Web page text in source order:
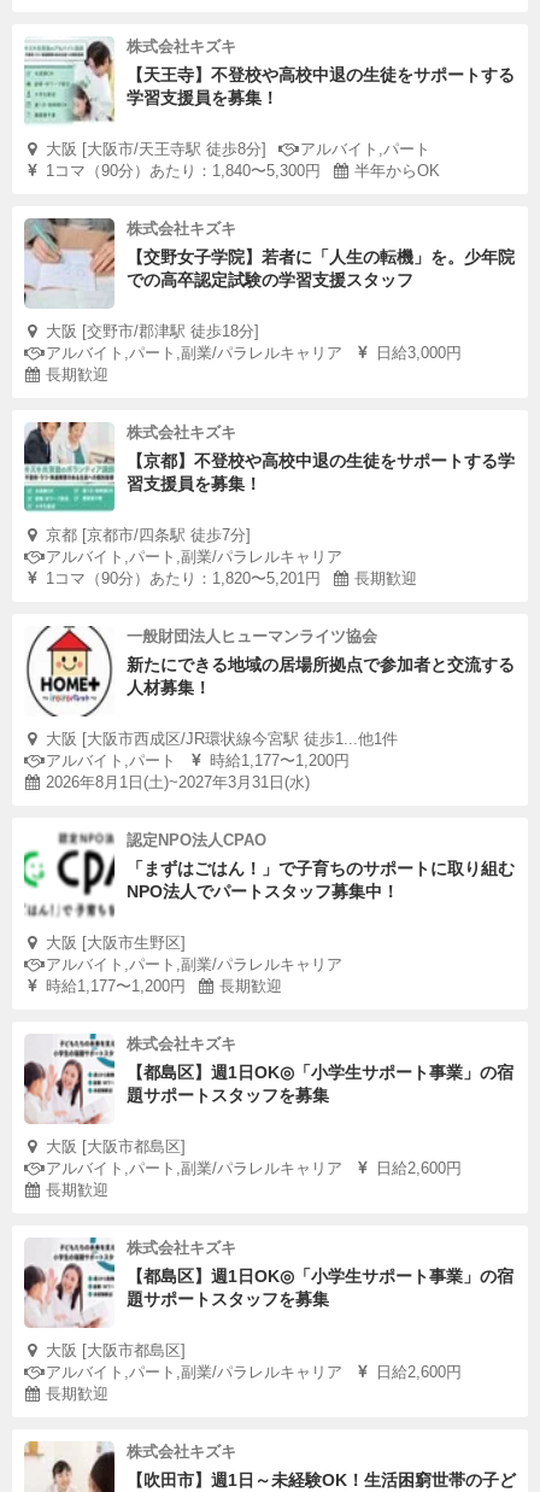
株式会社キズキ
【天王寺】不登校や高校中退の生徒をサポートする
学習支援員を募集！
大阪 [大阪市/天王寺駅 徒歩8分]
アルバイト,パート
1コマ（90分）あたり：1,840〜5,300円
半年からOK
株式会社キズキ
【交野女子学院】若者に「人生の転機」を。少年院
での高卒認定試験の学習支援スタッフ
大阪 [交野市/郡津駅 徒歩18分]
アルバイト,パート,副業/パラレルキャリア
日給3,000円
長期歓迎
株式会社キズキ
【京都】不登校や高校中退の生徒をサポートする学
習支援員を募集！
京都 [京都市/四条駅 徒歩7分]
アルバイト,パート,副業/パラレルキャリア
1コマ（90分）あたり：1,820〜5,201円
長期歓迎
一般財団法人ヒューマンライツ協会
新たにできる地域の居場所拠点で参加者と交流する
人材募集！
大阪 [大阪市西成区/JR環状線今宮駅 徒歩1...他1件
アルバイト,パート
時給1,177〜1,200円
2026年8月1日(土)~2027年3月31日(水)
認定NPO法人CPAO
「まずはごはん！」で子育ちのサポートに取り組む
NPO法人でパートスタッフ募集中！
大阪 [大阪市生野区]
アルバイト,パート,副業/パラレルキャリア
時給1,177〜1,200円
長期歓迎
株式会社キズキ
【都島区】週1日OK◎「小学生サポート事業」の宿
題サポートスタッフを募集
大阪 [大阪市都島区]
アルバイト,パート,副業/パラレルキャリア
日給2,600円
長期歓迎
株式会社キズキ
【都島区】週1日OK◎「小学生サポート事業」の宿
題サポートスタッフを募集
大阪 [大阪市都島区]
アルバイト,パート,副業/パラレルキャリア
日給2,600円
長期歓迎
株式会社キズキ
【吹田市】週1日～未経験OK！生活困窮世帯の子ど